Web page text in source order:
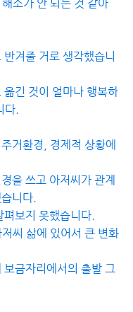
소가 안 되는 것 같아
겨줄 거로 생각했습니
긴 것이 얼마나 행복하
다.
거환경, 경제적 상황에
을 쓰고 아저씨가 관계
니다.
펴보지 못했습니다.
씨 삶에 있어서 큰 변화
금자리에서의 출발 그